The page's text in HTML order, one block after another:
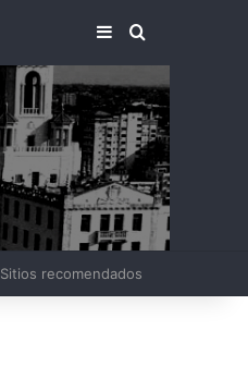
BARRA LATERAL
BUSCAR
Sitios recomendados